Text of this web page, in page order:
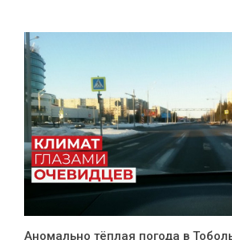
Аномально тёплая погода в